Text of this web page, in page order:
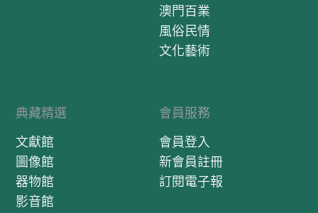
澳門百業
風俗民情
文化藝術
典藏精選
文獻館
圖像館
器物館
影音館
會員服務
會員登入
新會員註冊
訂閱電子報